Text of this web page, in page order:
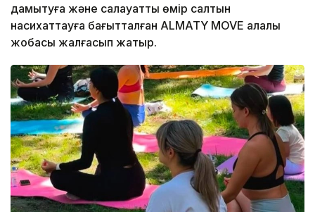
дамытуға және салауатты өмір салтын
насихаттауға бағытталған ALMATY MOVE қалалық
жобасы жалғасып жатыр.